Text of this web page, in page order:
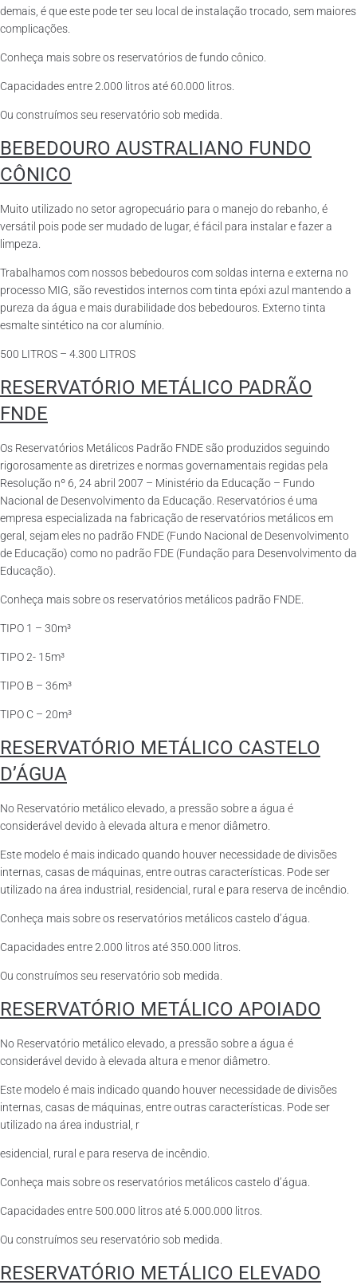
demais, é que este pode ter seu local de instalação trocado, sem maiores
complicações.
Conheça mais sobre os reservatórios de fundo cônico.
Capacidades entre 2.000 litros até 60.000 litros.
Ou construímos seu reservatório sob medida.
BEBEDOURO AUSTRALIANO FUNDO
CÔNICO
Muito utilizado no setor agropecuário para o manejo do rebanho, é
versátil pois pode ser mudado de lugar, é fácil para instalar e fazer a
limpeza.
Trabalhamos com nossos bebedouros com soldas interna e externa no
processo MIG, são revestidos internos com tinta epóxi azul mantendo a
pureza da água e mais durabilidade dos bebedouros. Externo tinta
esmalte sintético na cor alumínio.
500 LITROS – 4.300 LITROS
RESERVATÓRIO METÁLICO PADRÃO
FNDE
Os Reservatórios Metálicos Padrão FNDE são produzidos seguindo
rigorosamente as diretrizes e normas governamentais regidas pela
Resolução nº 6, 24 abril 2007 – Ministério da Educação – Fundo
Nacional de Desenvolvimento da Educação. Reservatórios é uma
empresa especializada na fabricação de reservatórios metálicos em
geral, sejam eles no padrão FNDE (Fundo Nacional de Desenvolvimento
de Educação) como no padrão FDE (Fundação para Desenvolvimento da
Educação).
Conheça mais sobre os reservatórios metálicos padrão FNDE.
TIPO 1 – 30m³
TIPO 2- 15m³
TIPO B – 36m³
TIPO C – 20m³
RESERVATÓRIO METÁLICO CASTELO
D’ÁGUA
No Reservatório metálico elevado, a pressão sobre a água é
considerável devido à elevada altura e menor diâmetro.
Este modelo é mais indicado quando houver necessidade de divisões
internas, casas de máquinas, entre outras características. Pode ser
utilizado na área industrial, residencial, rural e para reserva de incêndio.
Conheça mais sobre os reservatórios metálicos castelo d’água.
Capacidades entre 2.000 litros até 350.000 litros.
Ou construímos seu reservatório sob medida.
RESERVATÓRIO METÁLICO APOIADO
No Reservatório metálico elevado, a pressão sobre a água é
considerável devido à elevada altura e menor diâmetro.
Este modelo é mais indicado quando houver necessidade de divisões
internas, casas de máquinas, entre outras características. Pode ser
utilizado na área industrial, r
esidencial, rural e para reserva de incêndio.
Conheça mais sobre os reservatórios metálicos castelo d’água.
Capacidades entre 500.000 litros até 5.000.000 litros.
Ou construímos seu reservatório sob medida.
RESERVATÓRIO METÁLICO ELEVADO